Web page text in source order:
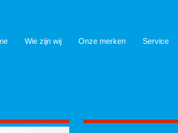
Wie zijn wij Onze merken Service